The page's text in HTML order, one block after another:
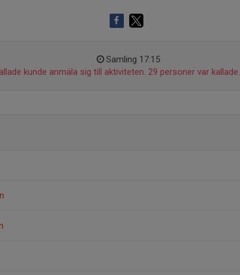
Samling 17:15
kunde anmäla sig till aktiviteten. 29 personer var kallade.